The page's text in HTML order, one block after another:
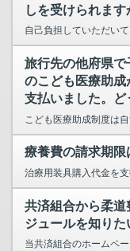
しを受けられます
旅行先の他府県
のこども医療助
支払いました。ど
療養費の請求期限
共済組合から柔
ジュールを知りた